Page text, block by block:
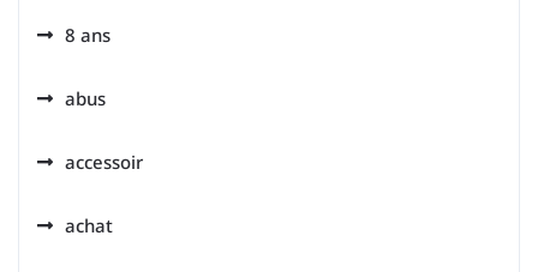
8 ans
abus
accessoir
achat